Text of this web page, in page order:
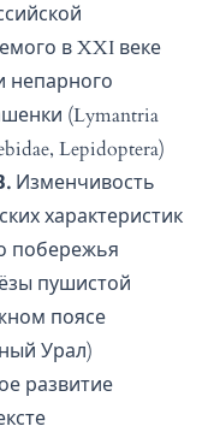
в XXI веке
непарного
(Lymantria
Lepidoptera)
Изменчивость
характеристик
побережья
пушистой
поясе
Урал)
развитие